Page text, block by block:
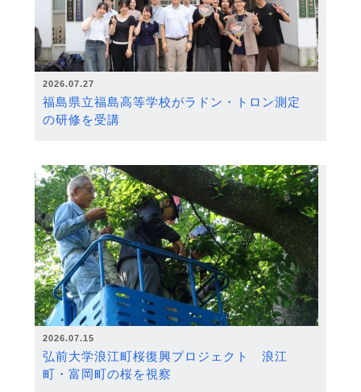
2026.07.27
福島県立福島高等学校がラドン・トロン測定
の研修を受講
2026.07.15
弘前大学浪江町桜復興プロジェクト 浪江
町・富岡町の桜を視察